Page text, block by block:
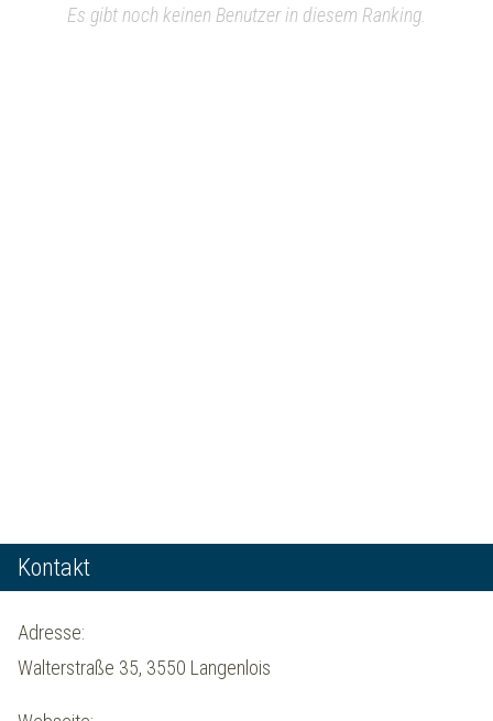
Es gibt noch keinen Benutzer in diesem Ranking.
Kontakt
Adresse:
Walterstraße 35, 3550 Langenlois